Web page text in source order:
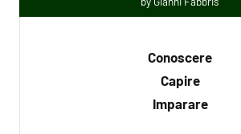
Conoscere
Capire
Imparare